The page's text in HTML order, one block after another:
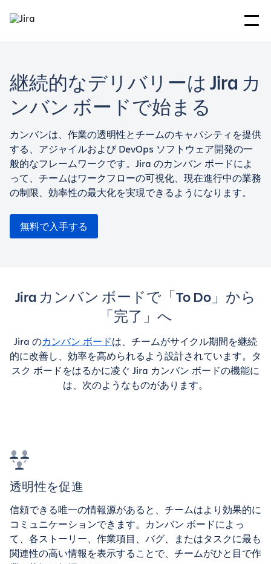
継続的なデリバリーは Jira カ
ンバン ボードで始まる
カンバンは、作業の透明性とチームのキャパシティを提供
する、アジャイルおよび DevOps ソフトウェア開発の一
般的なフレームワークです。Jira のカンバン ボードによ
って、チームはワークフローの可視化、現在進行中の業務
の制限、効率性の最大化を実現できるようになります。
無料で入手する
Jira カンバン ボードで「To Do」から
「完了」へ
Jira のカンバン ボードは、チームがサイクル期間を継続
的に改善し、効率を高められるよう設計されています。タ
スク ボードをはるかに凌ぐ Jira カンバン ボードの機能に
は、次のようなものがあります。
透明性を促進
信頼できる唯一の情報源があると、チームはより効果的に
コミュニケーションできます。カンバン ボードによっ
て、各ストーリー、作業項目、バグ、またはタスクに最も
関連性の高い情報を表示することで、チームがひと目で作